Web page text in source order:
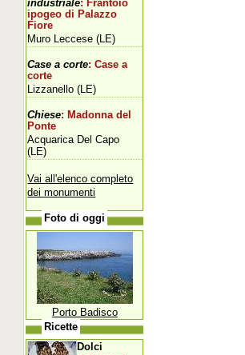
industriale: Frantoio
ipogeo di Palazzo
Fiore
Muro Leccese (LE)
Case a corte: Case a
corte
Lizzanello (LE)
Chiese: Madonna del
Ponte
Acquarica Del Capo
(LE)
Vai all'elenco completo
dei monumenti
Foto di oggi
Porto Badisco
Ricette
Dolci